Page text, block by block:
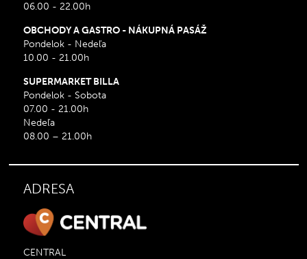
06.00 - 22.00h
OBCHODY A GASTRO - NÁKUPNÁ PASÁŽ
Pondelok - Nedeľa
10.00 - 21.00h
SUPERMARKET BILLA
Pondelok - Sobota
07.00 - 21.00h
Nedeľa
08.00 – 21.00h
ADRESA
CENTRAL